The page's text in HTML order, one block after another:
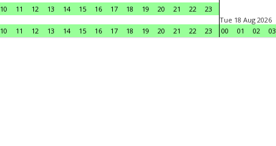
10 11 12 13 14 15 16 17 18 19 20 21 22
23
10 11 12 13 14 15 16 17 18 19 20 21 22 23
Tue 18 Aug 2026
00
01 02 03